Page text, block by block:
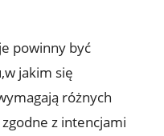
powinny być
jakim się
różnych
z intencjami